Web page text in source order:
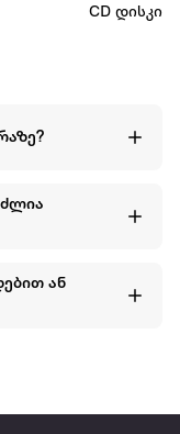
CD დისკი
ან